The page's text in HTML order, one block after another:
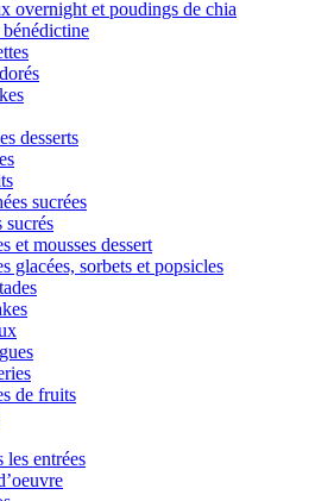
overnight et poudings de chia
desserts
sucrées
sucrés
et mousses dessert
glacées, sorbets et popsicles
de fruits
les entrées